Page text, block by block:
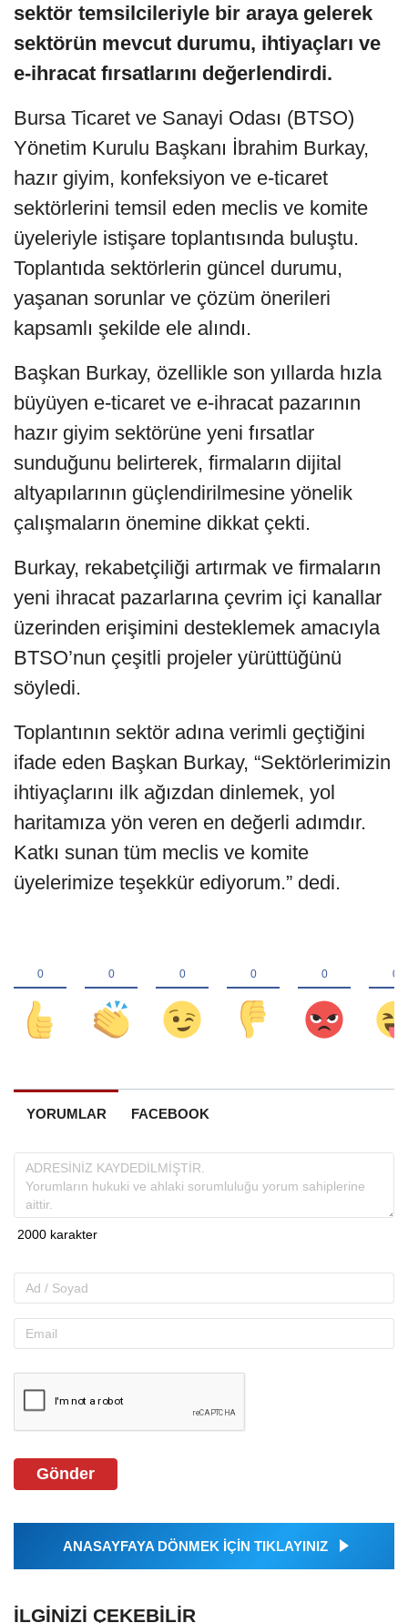
sektör temsilcileriyle bir araya gelerek
sektörün mevcut durumu, ihtiyaçları ve
e-ihracat fırsatlarını değerlendirdi.
Bursa Ticaret ve Sanayi Odası (BTSO)
Yönetim Kurulu Başkanı İbrahim Burkay,
hazır giyim, konfeksiyon ve e-ticaret
sektörlerini temsil eden meclis ve komite
üyeleriyle istişare toplantısında buluştu.
Toplantıda sektörlerin güncel durumu,
yaşanan sorunlar ve çözüm önerileri
kapsamlı şekilde ele alındı.
Başkan Burkay, özellikle son yıllarda hızla
büyüyen e-ticaret ve e-ihracat pazarının
hazır giyim sektörüne yeni fırsatlar
sunduğunu belirterek, firmaların dijital
altyapılarının güçlendirilmesine yönelik
çalışmaların önemine dikkat çekti.
Burkay, rekabetçiliği artırmak ve firmaların
yeni ihracat pazarlarına çevrim içi kanallar
üzerinden erişimini desteklemek amacıyla
BTSO’nun çeşitli projeler yürüttüğünü
söyledi.
Toplantının sektör adına verimli geçtiğini
ifade eden Başkan Burkay, “Sektörlerimizin
ihtiyaçlarını ilk ağızdan dinlemek, yol
haritamıza yön veren en değerli adımdır.
Katkı sunan tüm meclis ve komite
üyelerimize teşekkür ediyorum.” dedi.
YORUMLAR FACEBOOK
Gönder
ANASAYFAYA DÖNMEK İÇİN TIKLAYINIZ
İLGINIZI ÇEKEBILIR